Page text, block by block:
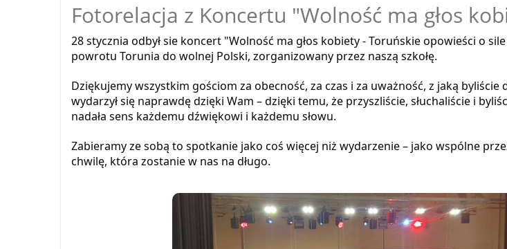
Fotorelacja z Koncertu "Wolność ma głos
28 stycznia odbył sie koncert "Wolność ma głos kobiety - Toruńskie opowieści o
powrotu Torunia do wolnej Polski, zorganizowany przez naszą szkołę.
Dziękujemy wszystkim gościom za obecność, za czas i za uważność, z jaką byliście
wydarzył się naprawdę dzięki Wam – dzięki temu, że przyszliście, słuchaliście i
nadała sens każdemu dźwiękowi i każdemu słowu.
Zabieramy ze sobą to spotkanie jako coś więcej niż wydarzenie – jako wspólne
chwilę, która zostanie w nas na długo.